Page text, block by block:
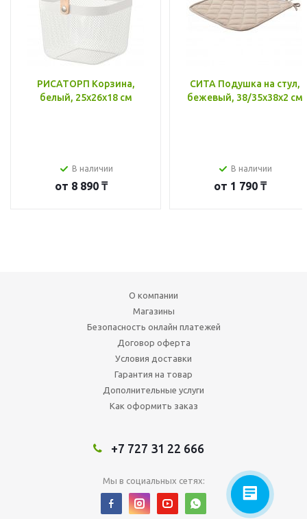
РИСАТОРП Корзина,
белый, 25x26x18 см
В наличии
от 8 890 ₸
СИТА Подушка на стул,
бежевый, 38/35x38x2 см
В наличии
от 1 790 ₸
О компании
Магазины
Безопасность онлайн платежей
Договор оферта
Условия доставки
Гарантия на товар
Дополнительные услуги
Как оформить заказ
+7 727 31 22 666
Мы в социальных сетях: